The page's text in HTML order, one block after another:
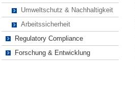
Umweltschutz & Nachhaltigkeit
Arbeitssicherheit
Regulatory Compliance
Forschung & Entwicklung